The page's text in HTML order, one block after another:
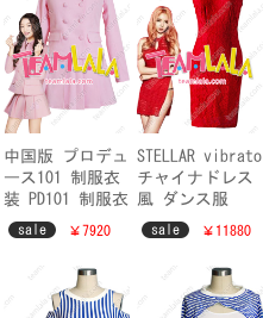
中国版 プロデュ
ース101 制服衣
装 PD101 制服衣
装 プデュ101 真
似服 仮装 アイ
sale ￥7920
STELLAR vibrato
チャイナドレス
風 ダンス服
KPOP 演出服 ス
テラ 韓国 芸能
sale ￥11880